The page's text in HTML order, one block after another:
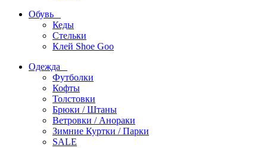
Обувь
Кеды
Стельки
Клей Shoe Goo
Одежда
Футболки
Кофты
Толстовки
Брюки / Штаны
Ветровки / Анораки
Зимние Куртки / Парки
SALE